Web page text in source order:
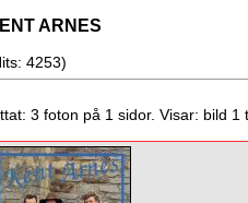
ARNES
4253)
3 foton på 1 sidor. Visar: bild 1